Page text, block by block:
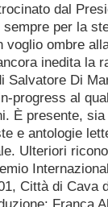
dal
per la
voglio ombre
inedita la
Salvatore Di
progress al
È presente,
e antologie
Ulteriori
Città di Cava